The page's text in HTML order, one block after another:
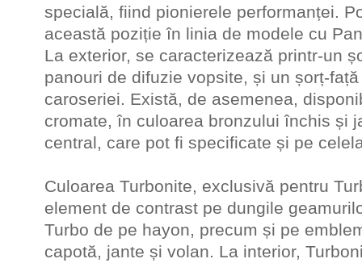
specială, fiind pionierele performanței.
această poziție în linia de modele cu
La exterior, se caracterizează printr-un
panouri de difuzie vopsite, și un șorț-
caroseriei. Există, de asemenea,
cromate, în culoarea bronzului închis și
central, care pot fi specificate și pe
Culoarea Turbonite, exclusivă pentru
element de contrast pe dungile
Turbo de pe hayon, precum și pe
capotă, jante și volan. La interior,